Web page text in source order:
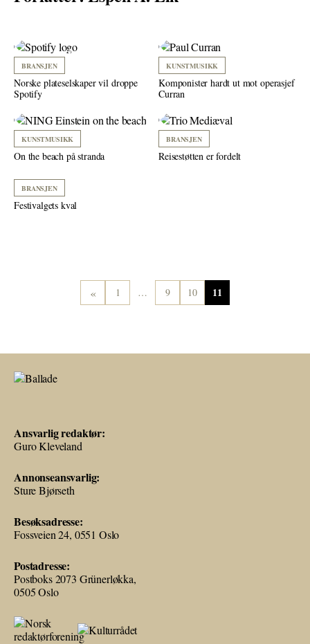
BRANSJEN
Norske plateselskaper vil droppe
Spotify
KUNSTMUSIKK
Komponister hardt ut mot operasjef
Curran
KUNSTMUSIKK
On the beach på stranda
BRANSJEN
Reisestøtten er fordelt
BRANSJEN
Festivalgets kval
« 1 … 9 10 11
Ansvarlig redaktør:
Guro Kleveland
Annonseansvarlig:
Sture Bjørseth
Besøksadresse:
Fossveien 24, 0551 Oslo
Postadresse:
Postboks 2073 Grünerløkka,
0505 Oslo